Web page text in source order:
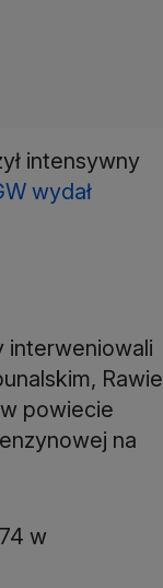
intensywny
wydał
interweniowali
Rawie
powiecie
na
w